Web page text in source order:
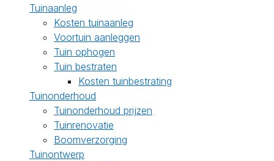
Tuinaanleg
Kosten tuinaanleg
Voortuin aanleggen
Tuin ophogen
Tuin bestraten
Kosten tuinbestrating
Tuinonderhoud
Tuinonderhoud prijzen
Tuinrenovatie
Boomverzorging
Tuinontwerp